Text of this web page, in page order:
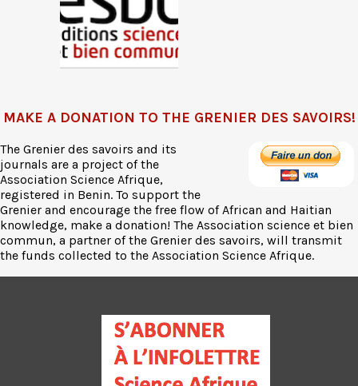
MAKE A DONATION TO THE GRENIER DES SAVOIRS!
The Grenier des savoirs and its
journals are a project of the
Association Science Afrique,
registered in Benin. To support the
Grenier and encourage the free flow of African and Haitian
knowledge, make a donation! The Association science et bien
commun, a partner of the Grenier des savoirs, will transmit
the funds collected to the Association Science Afrique.